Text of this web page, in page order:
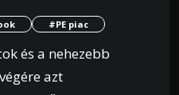
#PE piac
és a nehezebb
azt